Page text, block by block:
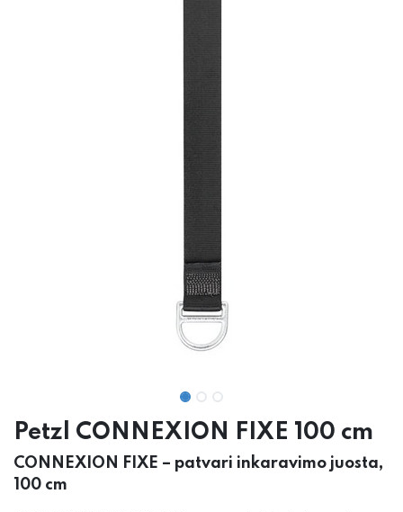
Petzl CONNEXION FIXE 100 cm
CONNEXION FIXE – patvari inkaravimo juosta,
100 cm